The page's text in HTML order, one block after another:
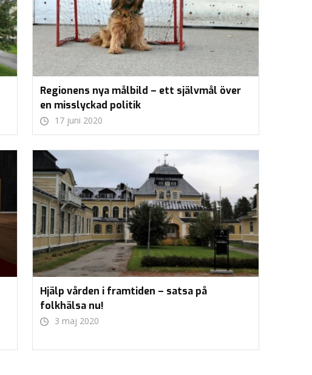
Regionens nya målbild – ett självmål över
en misslyckad politik
17 juni 2020
Hjälp vården i framtiden – satsa på
folkhälsa nu!
3 maj 2020